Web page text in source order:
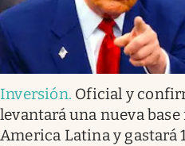
Inversión. Oficial y
levantará una nueva
America Latina y gastará